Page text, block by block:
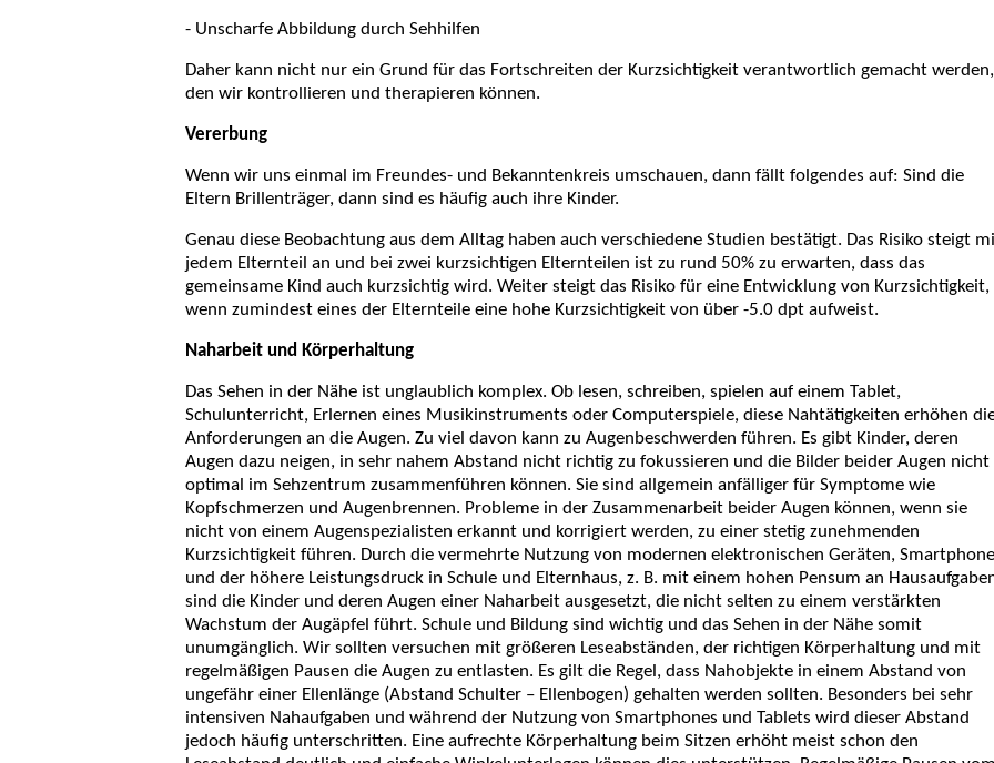
- Unscharfe Abbildung durch Sehhilfen
Daher kann nicht nur ein Grund für das Fortschreiten der Kurzsichtigkeit verantwortlich gemacht werden,
den wir kontrollieren und therapieren können.
Vererbung
Wenn wir uns einmal im Freundes- und Bekanntenkreis umschauen, dann fällt folgendes auf: Sind die
Eltern Brillenträger, dann sind es häufig auch ihre Kinder.
Genau diese Beobachtung aus dem Alltag haben auch verschiedene Studien bestätigt. Das Risiko steigt
jedem Elternteil an und bei zwei kurzsichtigen Elternteilen ist zu rund 50% zu erwarten, dass das
gemeinsame Kind auch kurzsichtig wird. Weiter steigt das Risiko für eine Entwicklung von Kurzsichtigkeit,
wenn zumindest eines der Elternteile eine hohe Kurzsichtigkeit von über -5.0 dpt aufweist.
Naharbeit und Körperhaltung
Das Sehen in der Nähe ist unglaublich komplex. Ob lesen, schreiben, spielen auf einem Tablet,
Schulunterricht, Erlernen eines Musikinstruments oder Computerspiele, diese Nahtätigkeiten erhöhen
Anforderungen an die Augen. Zu viel davon kann zu Augenbeschwerden führen. Es gibt Kinder, deren
Augen dazu neigen, in sehr nahem Abstand nicht richtig zu fokussieren und die Bilder beider Augen nicht
optimal im Sehzentrum zusammenführen können. Sie sind allgemein anfälliger für Symptome wie
Kopfschmerzen und Augenbrennen. Probleme in der Zusammenarbeit beider Augen können, wenn sie
nicht von einem Augenspezialisten erkannt und korrigiert werden, zu einer stetig zunehmenden
Kurzsichtigkeit führen. Durch die vermehrte Nutzung von modernen elektronischen Geräten,
und der höhere Leistungsdruck in Schule und Elternhaus, z. B. mit einem hohen Pensum an
sind die Kinder und deren Augen einer Naharbeit ausgesetzt, die nicht selten zu einem verstärkten
Wachstum der Augäpfel führt. Schule und Bildung sind wichtig und das Sehen in der Nähe somit
unumgänglich. Wir sollten versuchen mit größeren Leseabständen, der richtigen Körperhaltung und mit
regelmäßigen Pausen die Augen zu entlasten. Es gilt die Regel, dass Nahobjekte in einem Abstand von
ungefähr einer Ellenlänge (Abstand Schulter – Ellenbogen) gehalten werden sollten. Besonders bei sehr
intensiven Nahaufgaben und während der Nutzung von Smartphones und Tablets wird dieser Abstand
jedoch häufig unterschritten. Eine aufrechte Körperhaltung beim Sitzen erhöht meist schon den